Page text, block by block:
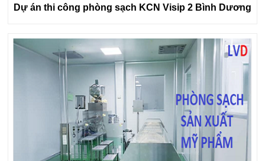
Dự án thi công phòng sạch KCN Visip 2 Bình Dương